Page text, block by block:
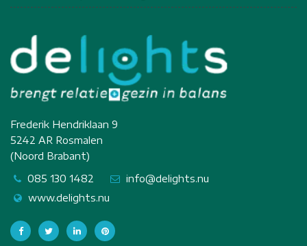
Frederik Hendriklaan 9
5242 AR Rosmalen
(Noord Brabant)
085 130 1482
info@delights.nu
www.delights.nu